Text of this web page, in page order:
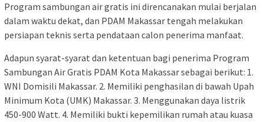
Program sambungan air gratis ini direncanakan mulai berjalan
dalam waktu dekat, dan PDAM Makassar tengah melakukan
persiapan teknis serta pendataan calon penerima manfaat.
Adapun syarat-syarat dan ketentuan bagi penerima Program
Sambungan Air Gratis PDAM Kota Makassar sebagai berikut: 1.
WNI Domisili Makassar. 2. Memiliki penghasilan di bawah Upah
Minimum Kota (UMK) Makassar. 3. Menggunakan daya listrik
450-900 Watt. 4. Memiliki bukti kepemilikan rumah atau kuasa